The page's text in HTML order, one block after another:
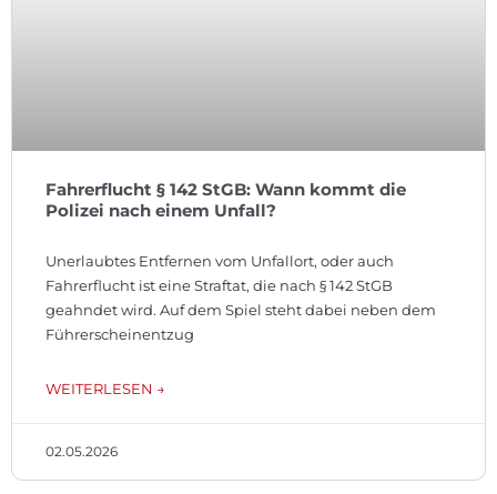
Fahrerflucht § 142 StGB: Wann kommt die
Polizei nach einem Unfall?
Unerlaubtes Entfernen vom Unfallort, oder auch
Fahrerflucht ist eine Straftat, die nach § 142 StGB
geahndet wird. Auf dem Spiel steht dabei neben dem
Führerscheinentzug
WEITERLESEN →
02.05.2026